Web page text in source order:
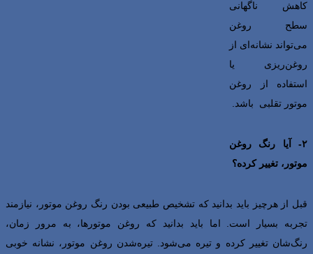
کاهش ناگهانی
سطح روغن
می‌تواند نشانه‌ای از
روغن‌ریزی یا
استفاده از روغن
موتور تقلبی باشد.
۲- آیا رنگ روغن
موتور، تغییر کرده؟
قبل از هرچیز باید بدانید که تشخیص طبیعی بودن رنگ روغن موتور، نیازمند
تجربه بسیار است. اما باید بدانید که روغن موتورها، به مرور زمان،
رنگ‌شان تغییر کرده و تیره می‌شود. تیره‌شدن روغن موتور، نشانه خوبی